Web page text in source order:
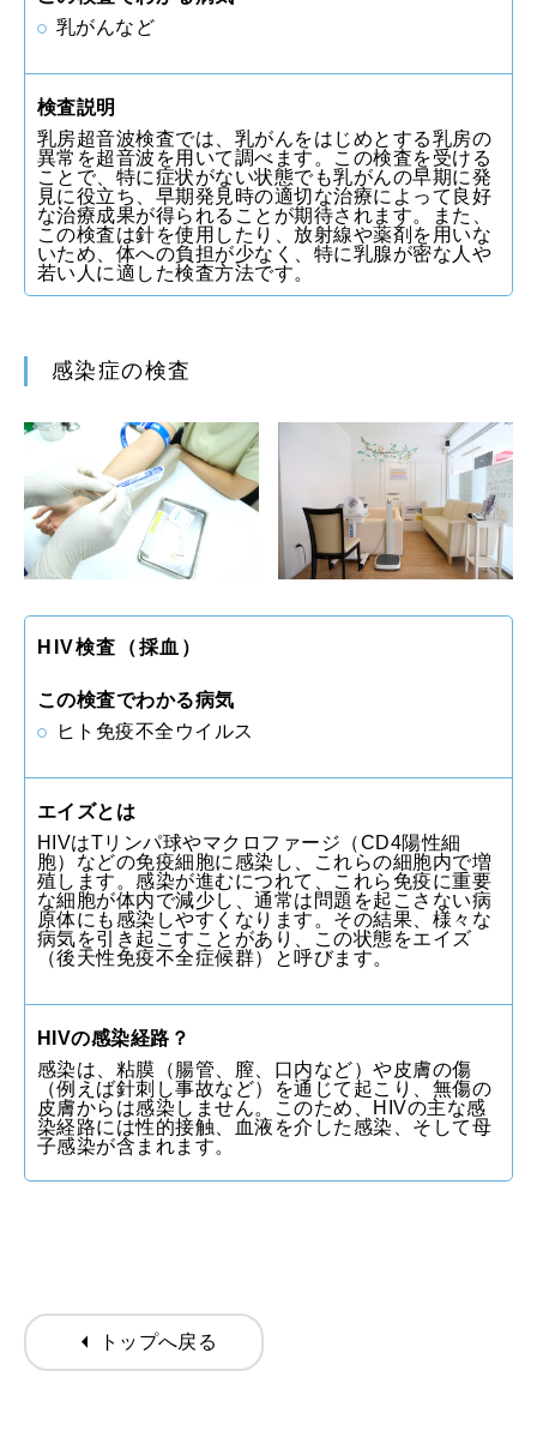
乳がんなど
検査説明
乳房超音波検査では、乳がんをはじめとする乳房の
異常を超音波を用いて調べます。この検査を受ける
ことで、特に症状がない状態でも乳がんの早期に発
見に役立ち、早期発見時の適切な治療によって良好
な治療成果が得られることが期待されます。また、
この検査は針を使用したり、放射線や薬剤を用いな
いため、体への負担が少なく、特に乳腺が密な人や
若い人に適した検査方法です。
感染症の検査
HIV検査（採血）
この検査でわかる病気
ヒト免疫不全ウイルス
エイズとは
HIVはTリンパ球やマクロファージ（CD4陽性細
胞）などの免疫細胞に感染し、これらの細胞内で増
殖します。感染が進むにつれて、これら免疫に重要
な細胞が体内で減少し、通常は問題を起こさない病
原体にも感染しやすくなります。その結果、様々な
病気を引き起こすことがあり、この状態をエイズ
（後天性免疫不全症候群）と呼びます。
HIVの感染経路？
感染は、粘膜（腸管、膣、口内など）や皮膚の傷
（例えば針刺し事故など）を通じて起こり、無傷の
皮膚からは感染しません。このため、HIVの主な感
染経路には性的接触、血液を介した感染、そして母
子感染が含まれます。
arrow_left トップへ戻る